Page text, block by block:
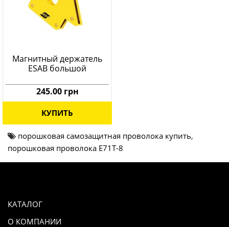
Магнитный держатель
ESAB большой
245.00 грн
КУПИТЬ
порошковая самозащитная проволока купить,
порошковая проволока E71T-8
КАТАЛОГ
О КОМПАНИИ